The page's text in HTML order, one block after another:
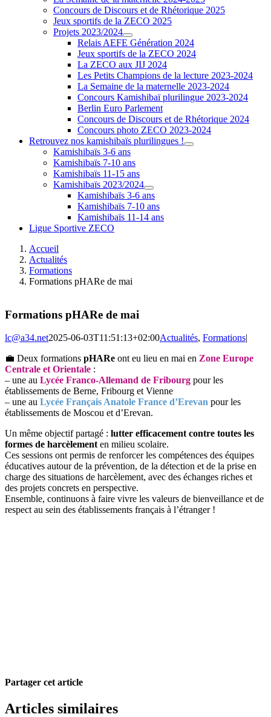
Concours de Discours et de Rhétorique 2025
Jeux sportifs de la ZECO 2025
Projets 2023/2024
Relais AEFE Génération 2024
Jeux sportifs de la ZECO 2024
La ZECO aux JIJ 2024
Les Petits Champions de la lecture 2023-2024
La Semaine de la maternelle 2023-2024
Concours Kamishibaï plurilingue 2023-2024
Berlin Euro Parlement
Concours de Discours et de Rhétorique 2024
Concours photo ZECO 2023-2024
Retrouvez nos kamishibaïs plurilingues !
Kamishibaïs 3-6 ans
Kamishibaïs 7-10 ans
Kamishibaïs 11-15 ans
Kamishibaïs 2023/2024
Kamishibaïs 3-6 ans
Kamishibaïs 7-10 ans
Kamishibaïs 11-14 ans
Ligue Sportive ZECO
Accueil
Actualités
Formations
Formations pHARe de mai
Formations pHARe de mai
lc@a34.net2025-06-03T11:51:13+02:00Actualités, Formations|
💼 Deux formations pHARe ont eu lieu en mai en Zone Europe
Centrale et Orientale :
– une au Lycée Franco-Allemand de Fribourg pour les
établissements de Berne, Fribourg et Vienne
– une au Lycée Français Anatole France d’Erevan pour les
établissements de Moscou et d’Erevan.
Un même objectif partagé : lutter efficacement contre toutes les
formes de harcèlementen milieu scolaire.
Ces sessions ont permis de renforcer les compétences des équipes
éducatives autour de la prévention, de la détection et de la prise en
charge des situations de harcèlement, avec des échanges riches et
des projets concrets en perspective.
Ensemble, continuons à faire vivre les valeurs de bienveillance et de
respect au sein des établissements français à l’étranger !
Partager cet article
Facebook
X
Pinterest
Courriel
Articles similaires